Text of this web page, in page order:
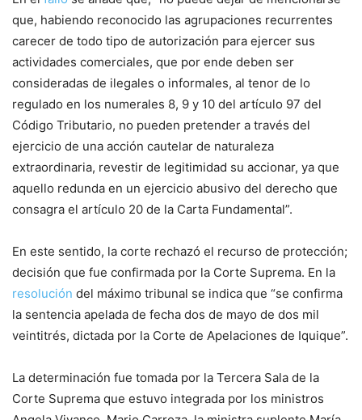
que, habiendo reconocido las agrupaciones recurrentes
carecer de todo tipo de autorización para ejercer sus
actividades comerciales, que por ende deben ser
consideradas de ilegales o informales, al tenor de lo
regulado en los numerales 8, 9 y 10 del artículo 97 del
Código Tributario, no pueden pretender a través del
ejercicio de una acción cautelar de naturaleza
extraordinaria, revestir de legitimidad su accionar, ya que
aquello redunda en un ejercicio abusivo del derecho que
consagra el artículo 20 de la Carta Fundamental”.
En este sentido, la corte rechazó el recurso de protección;
decisión que fue confirmada por la Corte Suprema. En la
resolución del máximo tribunal se indica que “se confirma
la sentencia apelada de fecha dos de mayo de dos mil
veintitrés, dictada por la Corte de Apelaciones de Iquique”.
La determinación fue tomada por la Tercera Sala de la
Corte Suprema que estuvo integrada por los ministros